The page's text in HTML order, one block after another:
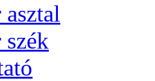
asztal
szék